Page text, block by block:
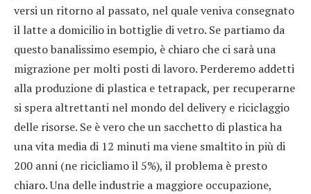
versi un ritorno al passato, nel quale veniva consegnato
il latte a domicilio in bottiglie di vetro. Se partiamo da
questo banalissimo esempio, è chiaro che ci sarà una
migrazione per molti posti di lavoro. Perderemo addetti
alla produzione di plastica e tetrapack, per recuperarne
si spera altrettanti nel mondo del delivery e riciclaggio
delle risorse. Se è vero che un sacchetto di plastica ha
una vita media di 12 minuti ma viene smaltito in più di
200 anni (ne ricicliamo il 5%), il problema è presto
chiaro. Una delle industrie a maggiore occupazione,